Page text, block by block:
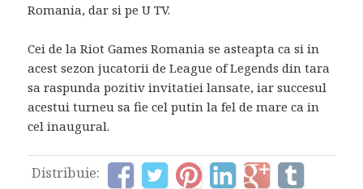
Romania, dar si pe U TV.
Cei de la Riot Games Romania se asteapta ca si in
acest sezon jucatorii de League of Legends din tara
sa raspunda pozitiv invitatiei lansate, iar succesul
acestui turneu sa fie cel putin la fel de mare ca in
cel inaugural.
Distribuie: